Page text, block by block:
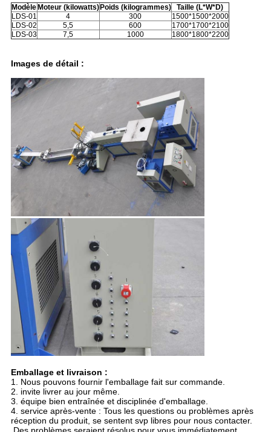
Modèle Moteur (kilowatts) Poids (kilogrammes)
Taille (L*W*D)
LDS-01
4 300
1500*1500*2000
LDS-02
5,5 600
1700*1700*2100
LDS-03
7,5 1000 1800*1800*2200
Images de détail :
Emballage et livraison :
1. Nous pouvons fournir l'emballage fait sur commande.
2. invite livrer au jour même.
3. équipe bien entraînée et disciplinée d'emballage.
4. service après-vente : Tous les questions ou problèmes après
réception du produit, se sentent svp libres pour nous contacter.